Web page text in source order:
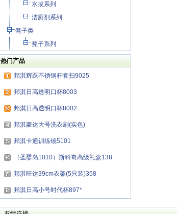
水拔系列
洁厕剂系列
凳子类
凳子系列
热门产品
邦淇辉跃不锈钢杆套扫9025
邦淇日高透明口杯8003
邦淇日高透明口杯8002
邦淇豪达大号洗衣刷(实色)
邦淇卡通训练镜5101
（圣婴岛1010）斯科奇高级礼盒138
邦淇旺达39cm衣架(5只装)358
邦淇日高小号时代杯897*